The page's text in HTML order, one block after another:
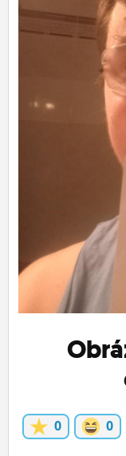
BLOGY
ĽUDIA
MÔJ
ROLETA
0 0